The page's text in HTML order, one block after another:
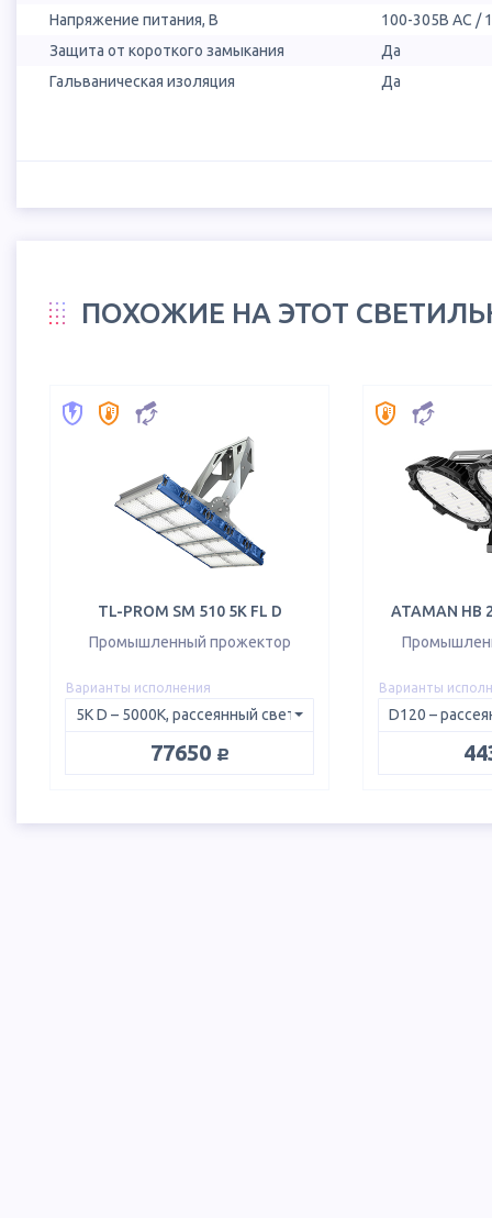
Напряжение питания, В
100-305В AC /
Защита от короткого замыкания
Да
Гальваническая изоляция
Да
ПОХОЖИЕ НА ЭТОТ
TL-PROM SM 510 5K FL D
Промышленный прожектор
Варианты исполнения
77650 руб.
ATAMAN HB
Варианты